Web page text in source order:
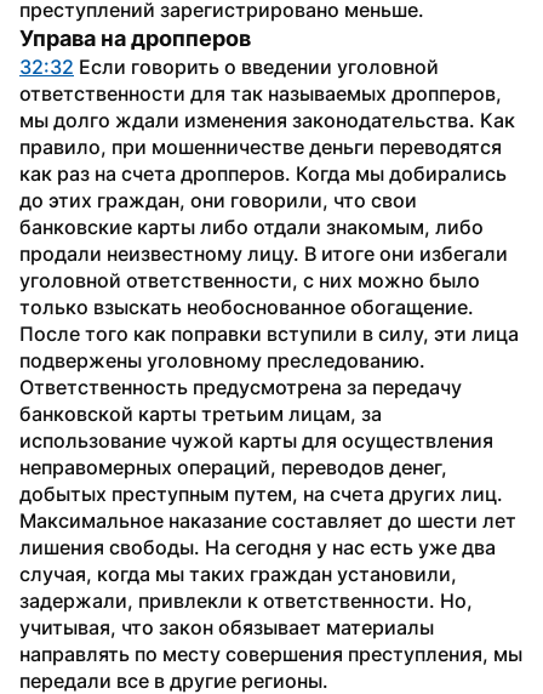
преступлений зарегистрировано меньше.
Управа на дропперов
32:32 Если говорить о введении уголовной
ответственности для так называемых дропперов,
мы долго ждали изменения законодательства. Как
правило, при мошенничестве деньги переводятся
как раз на счета дропперов. Когда мы добирались
до этих граждан, они говорили, что свои
банковские карты либо отдали знакомым, либо
продали неизвестному лицу. В итоге они избегали
уголовной ответственности, с них можно было
только взыскать необоснованное обогащение.
После того как поправки вступили в силу, эти лица
подвержены уголовному преследованию.
Ответственность предусмотрена за передачу
банковской карты третьим лицам, за
использование чужой карты для осуществления
неправомерных операций, переводов денег,
добытых преступным путем, на счета других лиц.
Максимальное наказание составляет до шести лет
лишения свободы. На сегодня у нас есть уже два
случая, когда мы таких граждан установили,
задержали, привлекли к ответственности. Но,
учитывая, что закон обязывает материалы
направлять по месту совершения преступления, мы
передали все в другие регионы.